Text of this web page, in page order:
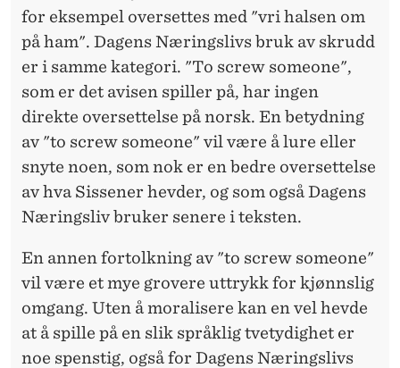
for eksempel oversettes med "vri halsen om
på ham". Dagens Næringslivs bruk av skrudd
er i samme kategori. "To screw someone",
som er det avisen spiller på, har ingen
direkte oversettelse på norsk. En betydning
av "to screw someone" vil være å lure eller
snyte noen, som nok er en bedre oversettelse
av hva Sissener hevder, og som også Dagens
Næringsliv bruker senere i teksten.
En annen fortolkning av "to screw someone"
vil være et mye grovere uttrykk for kjønnslig
omgang. Uten å moralisere kan en vel hevde
at å spille på en slik språklig tvetydighet er
noe spenstig, også for Dagens Næringslivs